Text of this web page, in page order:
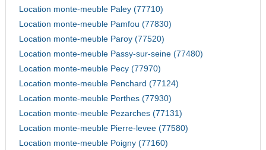
Location monte-meuble Paley (77710)
Location monte-meuble Pamfou (77830)
Location monte-meuble Paroy (77520)
Location monte-meuble Passy-sur-seine (77480)
Location monte-meuble Pecy (77970)
Location monte-meuble Penchard (77124)
Location monte-meuble Perthes (77930)
Location monte-meuble Pezarches (77131)
Location monte-meuble Pierre-levee (77580)
Location monte-meuble Poigny (77160)